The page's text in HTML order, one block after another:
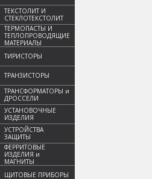
ТЕКСТОЛИТ И
СТЕКЛОТЕКСТОЛИТ
ТЕРМОПАСТЫ И
ТЕПЛОПРОВОДЯЩИЕ
МАТЕРИАЛЫ
ТИРИСТОРЫ
ТРАНЗИСТОРЫ
ТРАНСФОРМАТОРЫ и
ДРОССЕЛИ
УСТАНОВОЧНЫЕ
ИЗДЕЛИЯ
УСТРОЙСТВА
ЗАЩИТЫ
ФЕРРИТОВЫЕ
ИЗДЕЛИЯ и
МАГНИТЫ
ЩИТОВЫЕ ПРИБОРЫ